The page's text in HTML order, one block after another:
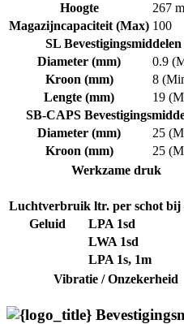
Hoogte
267
Magazijncapaciteit (Max) 100
SL Bevestigingsmiddelen
Diameter (mm)
0.9
Kroon (mm)
8
Lengte (mm)
19
SB-CAPS
Diameter (mm)
25
Kroon (mm)
25
Werkzame druk
Luchtverbruik ltr. per schot bij
Geluid
LPA 1sd
LWA 1sd
LPA 1s, 1m
Vibratie / Onzekerheid